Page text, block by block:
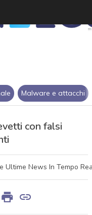
Malware e attacchi
con falsi
Ultime News In Tempo